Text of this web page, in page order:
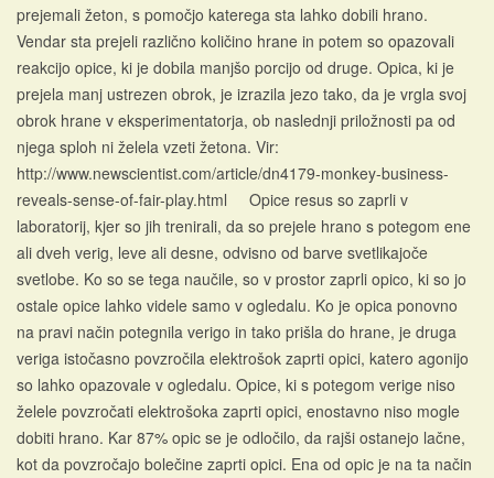
prejemali žeton, s pomočjo katerega sta lahko dobili hrano.
Vendar sta prejeli različno količino hrane in potem so opazovali
reakcijo opice, ki je dobila manjšo porcijo od druge. Opica, ki je
prejela manj ustrezen obrok, je izrazila jezo tako, da je vrgla svoj
obrok hrane v eksperimentatorja, ob naslednji priložnosti pa od
njega sploh ni želela vzeti žetona. Vir:
http://www.newscientist.com/article/dn4179-monkey-business-
reveals-sense-of-fair-play.html Opice resus so zaprli v
laboratorij, kjer so jih trenirali, da so prejele hrano s potegom ene
ali dveh verig, leve ali desne, odvisno od barve svetlikajoče
svetlobe. Ko so se tega naučile, so v prostor zaprli opico, ki so jo
ostale opice lahko videle samo v ogledalu. Ko je opica ponovno
na pravi način potegnila verigo in tako prišla do hrane, je druga
veriga istočasno povzročila elektrošok zaprti opici, katero agonijo
so lahko opazovale v ogledalu. Opice, ki s potegom verige niso
želele povzročati elektrošoka zaprti opici, enostavno niso mogle
dobiti hrano. Kar 87% opic se je odločilo, da rajši ostanejo lačne,
kot da povzročajo bolečine zaprti opici. Ena od opic je na ta način